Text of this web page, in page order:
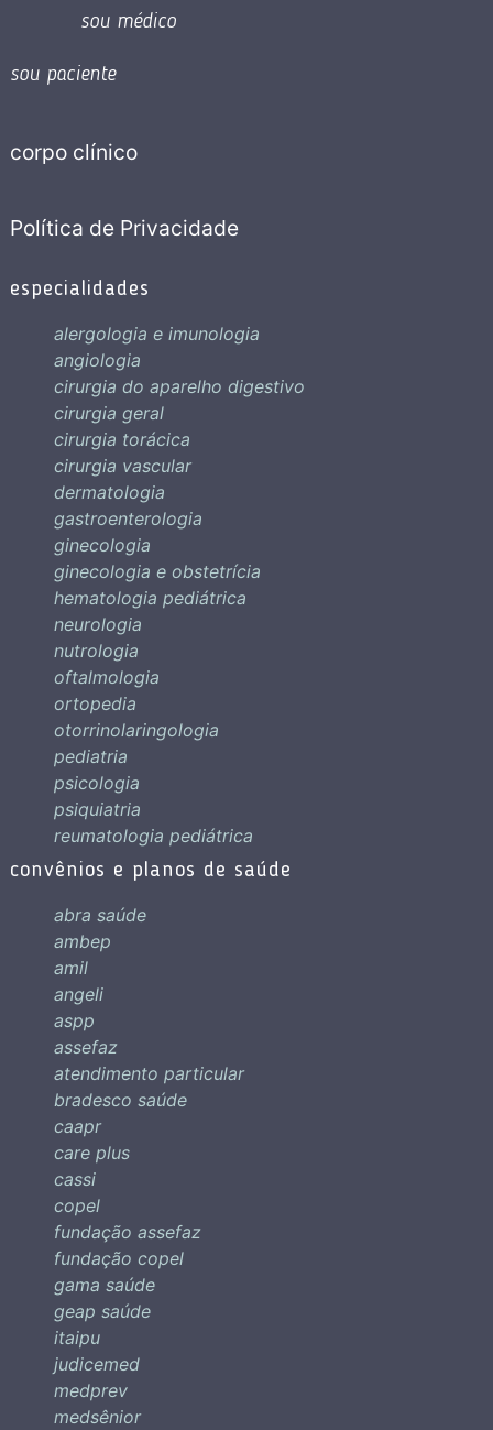
sou médico
sou paciente
corpo clínico
Política de Privacidade
especialidades
alergologia e imunologia
angiologia
cirurgia do aparelho digestivo
cirurgia geral
cirurgia torácica
cirurgia vascular
dermatologia
gastroenterologia
ginecologia
ginecologia e obstetrícia
hematologia pediátrica
neurologia
nutrologia
oftalmologia
ortopedia
otorrinolaringologia
pediatria
psicologia
psiquiatria
reumatologia pediátrica
convênios e planos de saúde
abra saúde
ambep
amil
angeli
aspp
assefaz
atendimento particular
bradesco saúde
caapr
care plus
cassi
copel
fundação assefaz
fundação copel
gama saúde
geap saúde
itaipu
judicemed
medprev
medsênior